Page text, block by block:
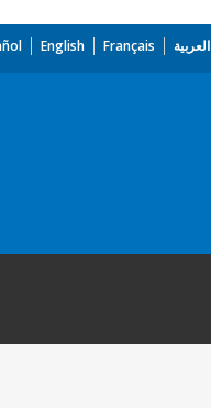
English Français العربية